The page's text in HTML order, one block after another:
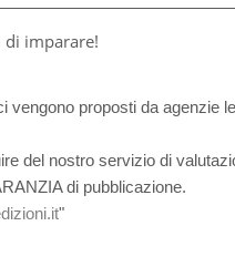
di imparare!
proposti da agenzie
del nostro servizio di
di pubblicazione.
"